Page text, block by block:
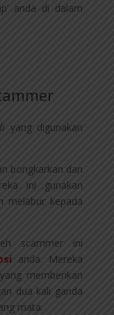
anda di dalam
yang digunakan
bongkarkan dan
ini gunakan
melabur kepada
scammer ini
anda. Mereka
memberikan
dua kali ganda
mata.